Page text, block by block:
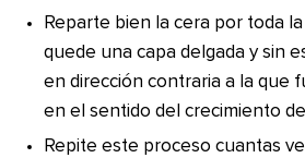
Reparte bien la cera por toda
quede una capa delgada y sin
en dirección contraria a la que
en el sentido del crecimiento
Repite este proceso cuantas